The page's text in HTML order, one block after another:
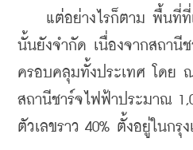
แต่อย่างไรก็ตาม พื้นที่ที่เ
นั้นยังจำกัด เนื่องจากสถานีช
ครอบคลุมทั้งประเทศ โดย
สถานีชาร์จไฟฟ้าประมาณ
ตัวเลขราว 40% ตั้งอยู่ในก